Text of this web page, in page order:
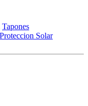
Tapones
Proteccion Solar